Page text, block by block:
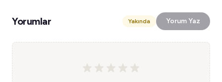
Yorumlar Yakında Yorum Yaz